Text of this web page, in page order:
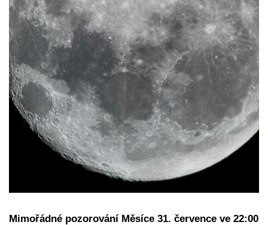
Mimořádné pozorování Měsíce 31. července ve 22:00